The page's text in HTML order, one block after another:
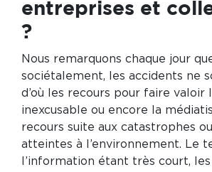
entreprises et
?
Nous remarquons chaque jour
sociétalement, les accidents ne
d’où les recours pour faire valoir
inexcusable ou encore la
recours suite aux catastrophes
atteintes à l’environnement. Le
l’information étant très court,